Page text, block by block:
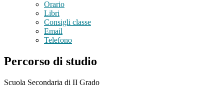
Orario
Libri
Consigli classe
Email
Telefono
Percorso di studio
Scuola Secondaria di II Grado